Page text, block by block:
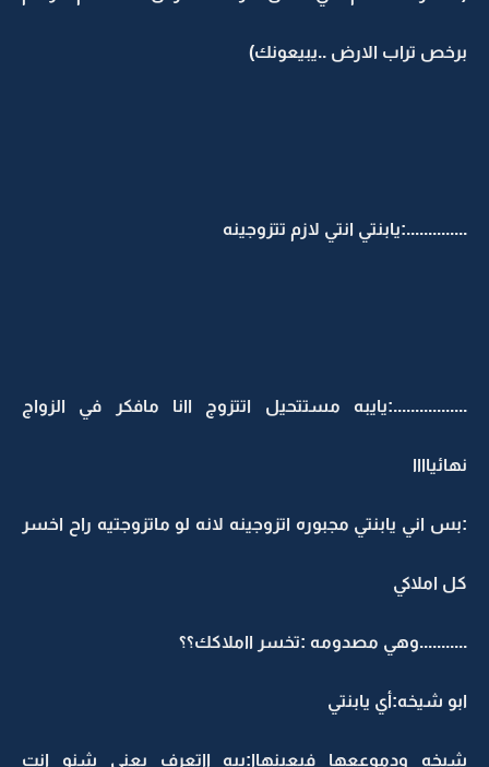
برخص تراب الارض ..يبيعونك)
..............:يابنتي انتي لازم تتزوجينه
.................:يايبه مستتحيل اتتزوج اانا مافكر في الزواج
نهائياااا
:بس اني يابنتي مجبوره اتزوجينه لانه لو ماتزوجتيه راح اخسر
كل املاكي
...........وهي مصدومه :تخسر ااملاكك؟؟
ابو شيخه:أي يابنتي
شيخه ودموععها فيعينهاا:يبه ااتعرف يعني شنو انت